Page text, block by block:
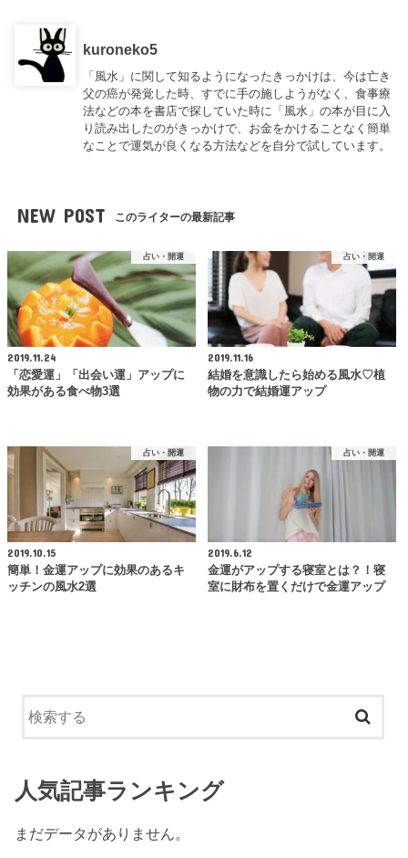
kuroneko5
「風水」に関して知るようになったきっかけは、今は亡き
父の癌が発覚した時、すでに手の施しようがなく、食事療
法などの本を書店で探していた時に「風水」の本が目に入
り読み出したのがきっかけで、お金をかけることなく簡単
なことで運気が良くなる方法などを自分で試しています。
NEW POST このライターの最新記事
占い・開運
2019.11.24
「恋愛運」「出会い運」アップに
効果がある食べ物3選
占い・開運
2019.11.16
結婚を意識したら始める風水♡植
物の力で結婚運アップ
占い・開運
2019.10.15
簡単！金運アップに効果のあるキ
ッチンの風水2選
占い・開運
2019.6.12
金運がアップする寝室とは？！寝
室に財布を置くだけで金運アップ
人気記事ランキング
まだデータがありません。